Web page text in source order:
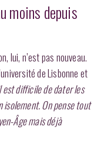
moins depuis
lui, n’est pas nouveau.
de Lisbonne et
est difficile de dater les
isolement. On pense tout
Âge mais déjà